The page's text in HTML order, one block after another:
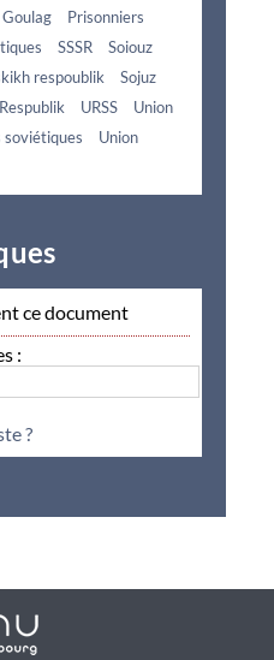
Goulag
Prisonniers
SSSR
Soiouz
respoublik
Sojuz
URSS
Union
soviétiques
Union
ce document
:
?